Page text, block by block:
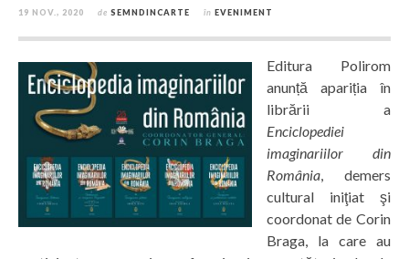
19 NOV., 2020 de SEMNDINCARTE în EVENIMENT
Editura Polirom
anunță apariția în
librării a
Enciclopediei
imaginariilor din
România, demers
cultural iniţiat şi
coordonat de Corin
Braga, la care au